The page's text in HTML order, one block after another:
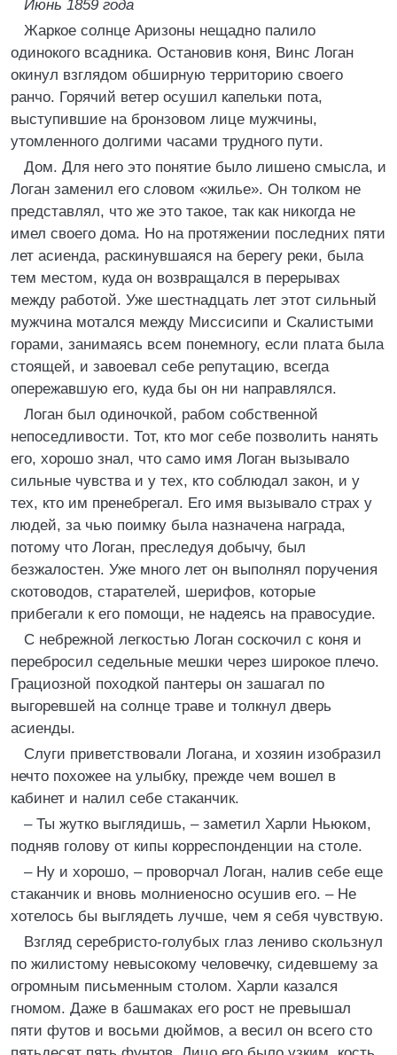
Июнь 1859 года
Жаркое солнце Аризоны нещадно палило
одинокого всадника. Остановив коня, Винс Логан
окинул взглядом обширную территорию своего
ранчо. Горячий ветер осушил капельки пота,
выступившие на бронзовом лице мужчины,
утомленного долгими часами трудного пути.
Дом. Для него это понятие было лишено смысла, и
Логан заменил его словом «жилье». Он толком не
представлял, что же это такое, так как никогда не
имел своего дома. Но на протяжении последних пяти
лет асиенда, раскинувшаяся на берегу реки, была
тем местом, куда он возвращался в перерывах
между работой. Уже шестнадцать лет этот сильный
мужчина мотался между Миссисипи и Скалистыми
горами, занимаясь всем понемногу, если плата была
стоящей, и завоевал себе репутацию, всегда
опережавшую его, куда бы он ни направлялся.
Логан был одиночкой, рабом собственной
непоседливости. Тот, кто мог себе позволить нанять
его, хорошо знал, что само имя Логан вызывало
сильные чувства и у тех, кто соблюдал закон, и у
тех, кто им пренебрегал. Его имя вызывало страх у
людей, за чью поимку была назначена награда,
потому что Логан, преследуя добычу, был
безжалостен. Уже много лет он выполнял поручения
скотоводов, старателей, шерифов, которые
прибегали к его помощи, не надеясь на правосудие.
С небрежной легкостью Логан соскочил с коня и
перебросил седельные мешки через широкое плечо.
Грациозной походкой пантеры он зашагал по
выгоревшей на солнце траве и толкнул дверь
асиенды.
Слуги приветствовали Логана, и хозяин изобразил
нечто похожее на улыбку, прежде чем вошел в
кабинет и налил себе стаканчик.
– Ты жутко выглядишь, – заметил Харли Ньюком,
подняв голову от кипы корреспонденции на столе.
– Ну и хорошо, – проворчал Логан, налив себе еще
стаканчик и вновь молниеносно осушив его. – Не
хотелось бы выглядеть лучше, чем я себя чувствую.
Взгляд серебристо-голубых глаз лениво скользнул
по жилистому невысокому человечку, сидевшему за
огромным письменным столом. Харли казался
гномом. Даже в башмаках его рост не превышал
пяти футов и восьми дюймов, а весил он всего сто